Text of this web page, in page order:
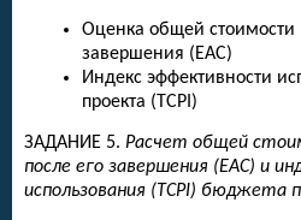
Оценка общей стоимости
завершения (EAC)
Индекс эффективности
проекта (TCPI)
ЗАДАНИЕ 5. Расчет общей
после его завершения (EAC) и
использования (TCPI) бюджета